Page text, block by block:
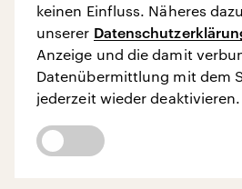
keinen Einfluss. Näheres
unserer
Anzeige und die damit
Datenübermittlung mit dem
jederzeit wieder deaktivieren.